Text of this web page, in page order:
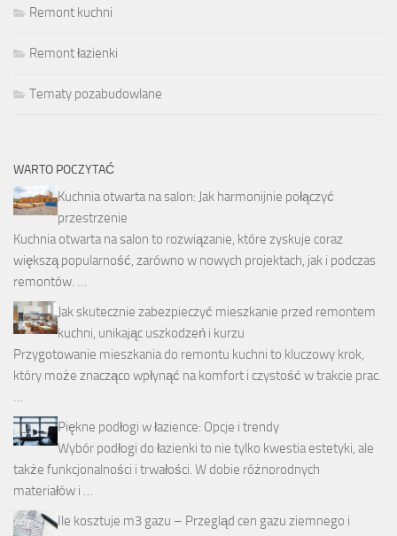
Remont kuchni
Remont łazienki
Tematy pozabudowlane
WARTO POCZYTAĆ
Kuchnia otwarta na salon: Jak harmonijnie połączyć
przestrzenie
Kuchnia otwarta na salon to rozwiązanie, które zyskuje coraz
większą popularność, zarówno w nowych projektach, jak i podczas
remontów. …
Jak skutecznie zabezpieczyć mieszkanie przed remontem
kuchni, unikając uszkodzeń i kurzu
Przygotowanie mieszkania do remontu kuchni to kluczowy krok,
który może znacząco wpłynąć na komfort i czystość w trakcie prac.
…
Piękne podłogi w łazience: Opcje i trendy
Wybór podłogi do łazienki to nie tylko kwestia estetyki, ale
także funkcjonalności i trwałości. W dobie różnorodnych
materiałów i …
Ile kosztuje m3 gazu – Przegląd cen gazu ziemnego i